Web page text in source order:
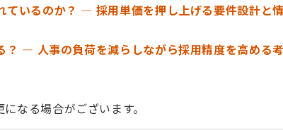
ているのか？ ― 採用単価を押し上げる要件設計と
？ ― 人事の負荷を減らしながら採用精度を高める考
なる場合がございます。